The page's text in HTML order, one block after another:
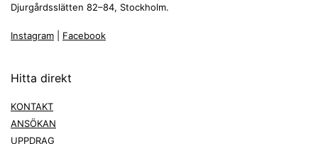
Djurgårdsslätten 82–84, Stockholm.
Instagram Facebook
Hitta direkt
KONTAKT
ANSÖKAN
UPPDRAG